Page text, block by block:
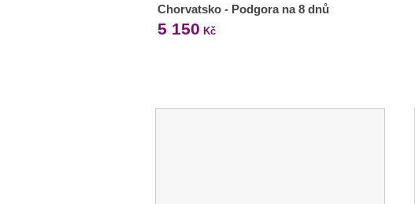
Chorvatsko - Podgora na 8 dnů
5 150 Kč